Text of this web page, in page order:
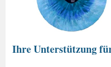
Ihre Unterstützung